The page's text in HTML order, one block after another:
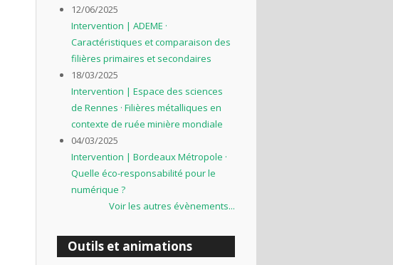
12/06/2025
Intervention | ADEME ·
Caractéristiques et comparaison des
filières primaires et secondaires
18/03/2025
Intervention | Espace des sciences
de Rennes · Filières métalliques en
contexte de ruée minière mondiale
04/03/2025
Intervention | Bordeaux Métropole ·
Quelle éco-responsabilité pour le
numérique ?
Voir les autres évènements...
Outils et animations